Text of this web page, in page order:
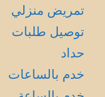
تمريض منزلي
توصيل طلبات
حداد
خدم بالساعات